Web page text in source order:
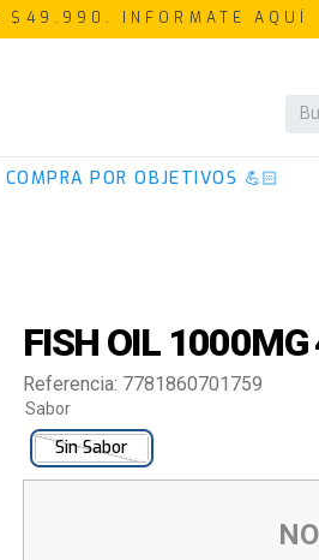
$49.990. INFORMATE AQUÍ
COMPRA POR OBJETIVOS 💪🏻
FISH OIL
Referencia: 7781860701759
Sabor
Sin Sabor
BUSCADOS